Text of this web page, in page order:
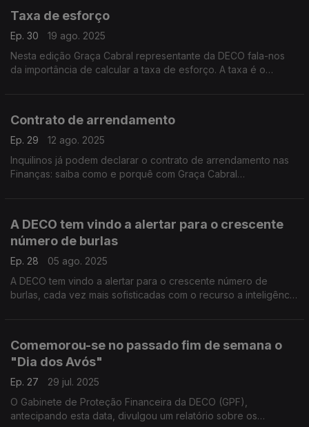
Taxa de esforço
Ep. 30
19 ago. 2025
Nesta edição Graça Cabral representante da DECO fala-nos
da importância de calcular a taxa de esforço. A taxa é o
Contrato de arrendamento
Ep. 29
12 ago. 2025
Inquilinos já podem declarar o contrato de arrendamento nas
Finanças: saiba como e porquê com Graça Cabral
A DECO tem vindo a alertar para o crescente
número de burlas
Ep. 28
05 ago. 2025
A DECO tem vindo a alertar para o crescente número de
burlas, cada vez mais sofisticadas com o recurso a inteligência
Comemorou-se no passado fim de semana o
"Dia dos Avós"
Ep. 27
29 jul. 2025
O Gabinete de Proteção Financeira da DECO (GPF),
antecipando esta data, divulgou um relatório sobre os